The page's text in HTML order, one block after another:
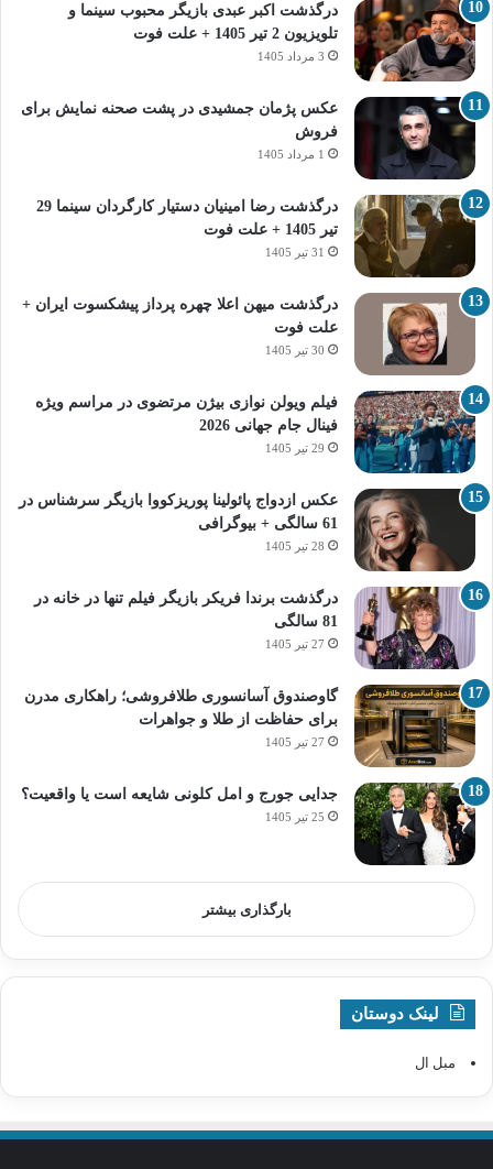
درگذشت اکبر عبدی بازیگر محبوب سینما و
تلویزیون 2 تیر 1405 + علت فوت
3 مرداد 1405
عکس پژمان جمشیدی در پشت صحنه نمایش برای
فروش
1 مرداد 1405
درگذشت رضا امینیان دستیار کارگردان سینما 29
تیر 1405 + علت فوت
31 تیر 1405
درگذشت میهن اعلا چهره پرداز پیشکسوت ایران +
علت فوت
30 تیر 1405
فیلم ویولن نوازی بیژن مرتضوی در مراسم ویژه
فینال جام جهانی 2026
29 تیر 1405
عکس ازدواج پائولینا پوریزکووا بازیگر سرشناس در
61 سالگی + بیوگرافی
28 تیر 1405
درگذشت برندا فریکر بازیگر فیلم تنها در خانه در
81 سالگی
27 تیر 1405
گاوصندوق آسانسوری طلافروشی؛ راهکاری مدرن
برای حفاظت از طلا و جواهرات
27 تیر 1405
جدایی جورج و امل کلونی شایعه است یا واقعیت؟
25 تیر 1405
بارگذاری بیشتر
لینک دوستان
مبل ال